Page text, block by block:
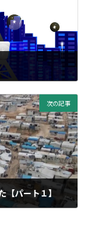
次の記事
パート１】